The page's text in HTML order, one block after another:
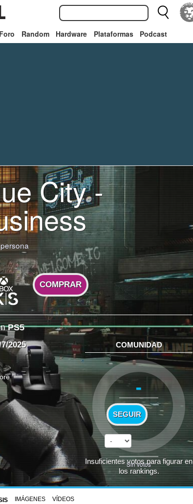
Foro Random Hardware Plataformas Podcast
City -
COMPRAR
PS5
2025 COMUNIDAD
-
SEGUIR
Sin votos
Insuficientes votos para figurar en
los rankings.
IMÁGENES VÍDEOS